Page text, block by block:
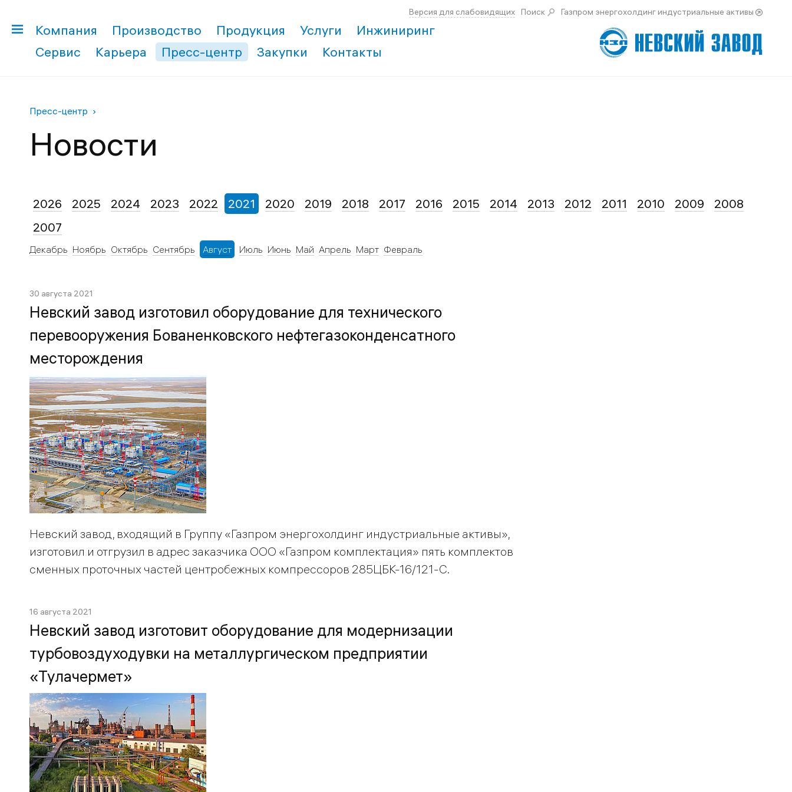
Компания Производство Продукция Услуги
Инжиниринг
Сервис
Карьера Пресс-центр Закупки Контакты
Версия для слабовидящих Поиск Газпром энергохолдинг индустриальные активы
Пресс-центр
Новости
2026 2025 2024 2023 2022 2021
Декабрь Ноябрь Октябрь Сентябрь Август Июль Июнь Май Апрель Март Февраль
2020 2019 2018 2017 2016 2015 2014 2013 2012 2011 2010 2009
2008
2007
30 августа 2021
Невский завод изготовил оборудование для технического
перевооружения Бованенковского нефтегазоконденсатного
месторождения
Невский завод, входящий в Группу «Газпром энергохолдинг индустриальные активы»,
изготовил и отгрузил в адрес заказчика ООО «Газпром комплектация» пять комплектов
сменных проточных частей центробежных компрессоров 285ЦБК-16/121-С.
16 августа 2021
Невский завод изготовит оборудование для модернизации
турбовоздуходувки на металлургическом предприятии
«Тулачермет»